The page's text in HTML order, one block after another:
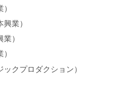
業）
）
クプロダクション）